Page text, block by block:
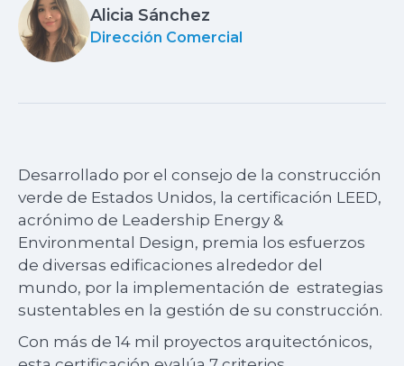
Alicia Sánchez
Dirección Comercial
Desarrollado por el consejo de la construcción
verde de Estados Unidos, la certificación LEED,
acrónimo de Leadership Energy &
Environmental Design, premia los esfuerzos
de diversas edificaciones alrededor del
mundo, por la implementación de estrategias
sustentables en la gestión de su construcción.
Con más de 14 mil proyectos arquitectónicos,